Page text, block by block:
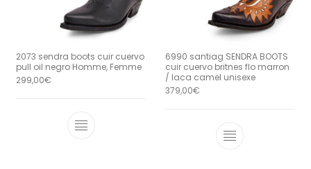
2073 sendra boots cuir cuervo
pull oil negro Homme, Femme
299,00€
Ce produit a plusieurs variations.
6990 santiag SENDRA BOOTS
cuir cuervo britnes flo marron
/ laca camel unisexe
379,00€
Ce produit a